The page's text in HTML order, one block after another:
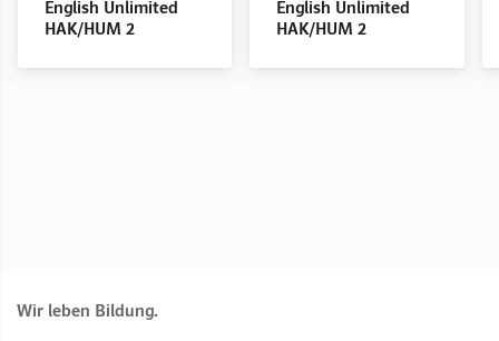
English Unlimited
HAK/HUM 2
English Unlimited
HAK/HUM 2
Teacher's Book Teacher's Book
Wir leben Bildung.